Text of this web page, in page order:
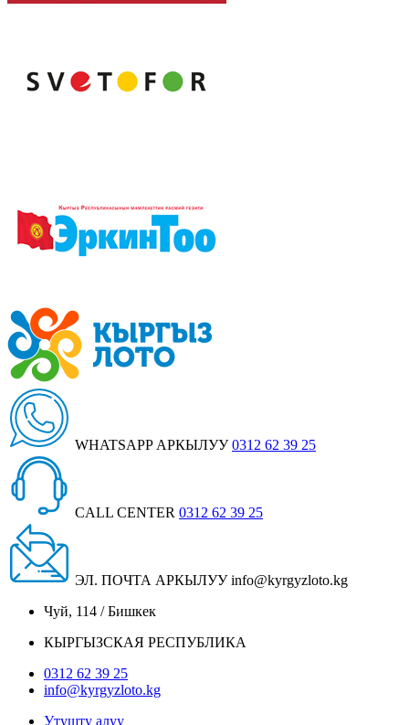
WHATSAPP АРКЫЛУУ 0312 62 39 25
CALL CENTER 0312 62 39 25
ЭЛ. ПОЧТА АРКЫЛУУ info@kyrgyzloto.kg
Чуй, 114 / Бишкек
КЫРГЫЗСКАЯ РЕСПУБЛИКА
0312 62 39 25
info@kyrgyzloto.kg
Утушту алуу